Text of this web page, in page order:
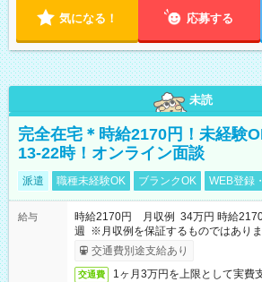
気になる！ 応募する
未読
完全在宅＊時給2170円！未経験
13-22時！オンライン面談
派遣 職種未経験OK ブランクOK WEB登録
給与
時給2170円 月収例 34万円 時給
週 ※月収例を保証するものではあり
ービス利用可（利用条件有）
交通費別途支給あり
交通費 1ヶ月3万円を上限として実費